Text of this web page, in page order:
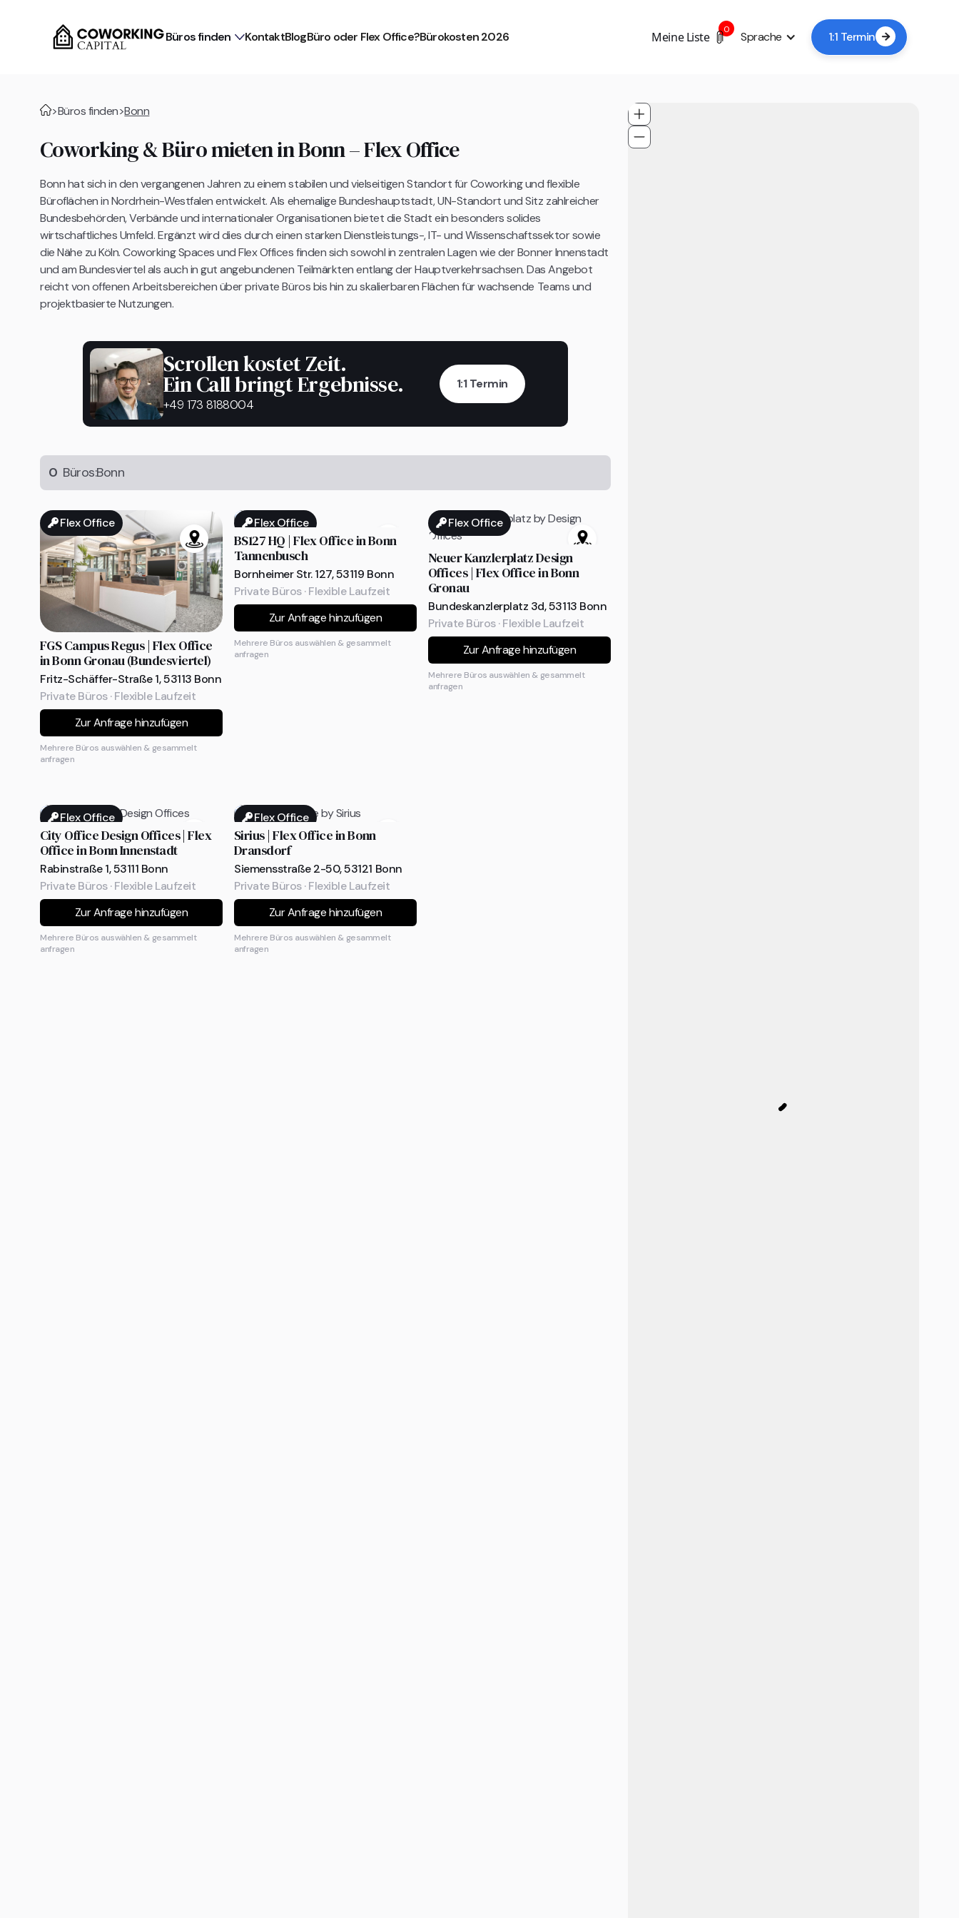
Büros finden KontaktBlogBüro oder Flex Office?Bürokosten 2026 0
Meine Liste Sprache 1:1 Termin 
>Büros finden>Bonn
Coworking & Büro mieten in Bonn – Flex Office
Bonn hat sich in den vergangenen Jahren zu einem stabilen und vielseitigen Standort für Coworking und flexible
Büroflächen in Nordrhein-Westfalen entwickelt. Als ehemalige Bundeshauptstadt, UN-Standort und Sitz zahlreicher
Bundesbehörden, Verbände und internationaler Organisationen bietet die Stadt ein besonders solides
wirtschaftliches Umfeld. Ergänzt wird dies durch einen starken Dienstleistungs-, IT- und Wissenschaftssektor sowie
die Nähe zu Köln. Coworking Spaces und Flex Offices finden sich sowohl in zentralen Lagen wie der Bonner Innenstadt
und am Bundesviertel als auch in gut angebundenen Teilmärkten entlang der Hauptverkehrsachsen. Das Angebot
reicht von offenen Arbeitsbereichen über private Büros bis hin zu skalierbaren Flächen für wachsende Teams und
projektbasierte Nutzungen.
Scrollen kostet Zeit.
Ein Call bringt Ergebnisse.
+49 173 8188004
1:1 Termin
0 Büros:Bonn
Flex Office
FGS Campus Regus | Flex Office
in Bonn Gronau (Bundesviertel)
Fritz-Schäffer-Straße 1, 53113 Bonn
Private Büros · Flexible Laufzeit
Zur Anfrage hinzufügen
Mehrere Büros auswählen & gesammelt
anfragen
Flex Office
BS127 HQ | Flex Office in Bonn
Tannenbusch
Bornheimer Str. 127, 53119 Bonn
Private Büros · Flexible Laufzeit
Zur Anfrage hinzufügen
Mehrere Büros auswählen & gesammelt
anfragen
Flex Office
Neuer Kanzlerplatz Design
Offices | Flex Office in Bonn
Gronau
Bundeskanzlerplatz 3d, 53113 Bonn
Private Büros · Flexible Laufzeit
Zur Anfrage hinzufügen
Mehrere Büros auswählen & gesammelt
anfragen
Flex Office
City Office Design Offices | Flex
Office in Bonn Innenstadt
Rabinstraße 1, 53111 Bonn
Private Büros · Flexible Laufzeit
Zur Anfrage hinzufügen
Mehrere Büros auswählen & gesammelt
anfragen
Flex Office
Sirius | Flex Office in Bonn
Dransdorf
Siemensstraße 2-50, 53121 Bonn
Private Büros · Flexible Laufzeit
Zur Anfrage hinzufügen
Mehrere Büros auswählen & gesammelt
anfragen